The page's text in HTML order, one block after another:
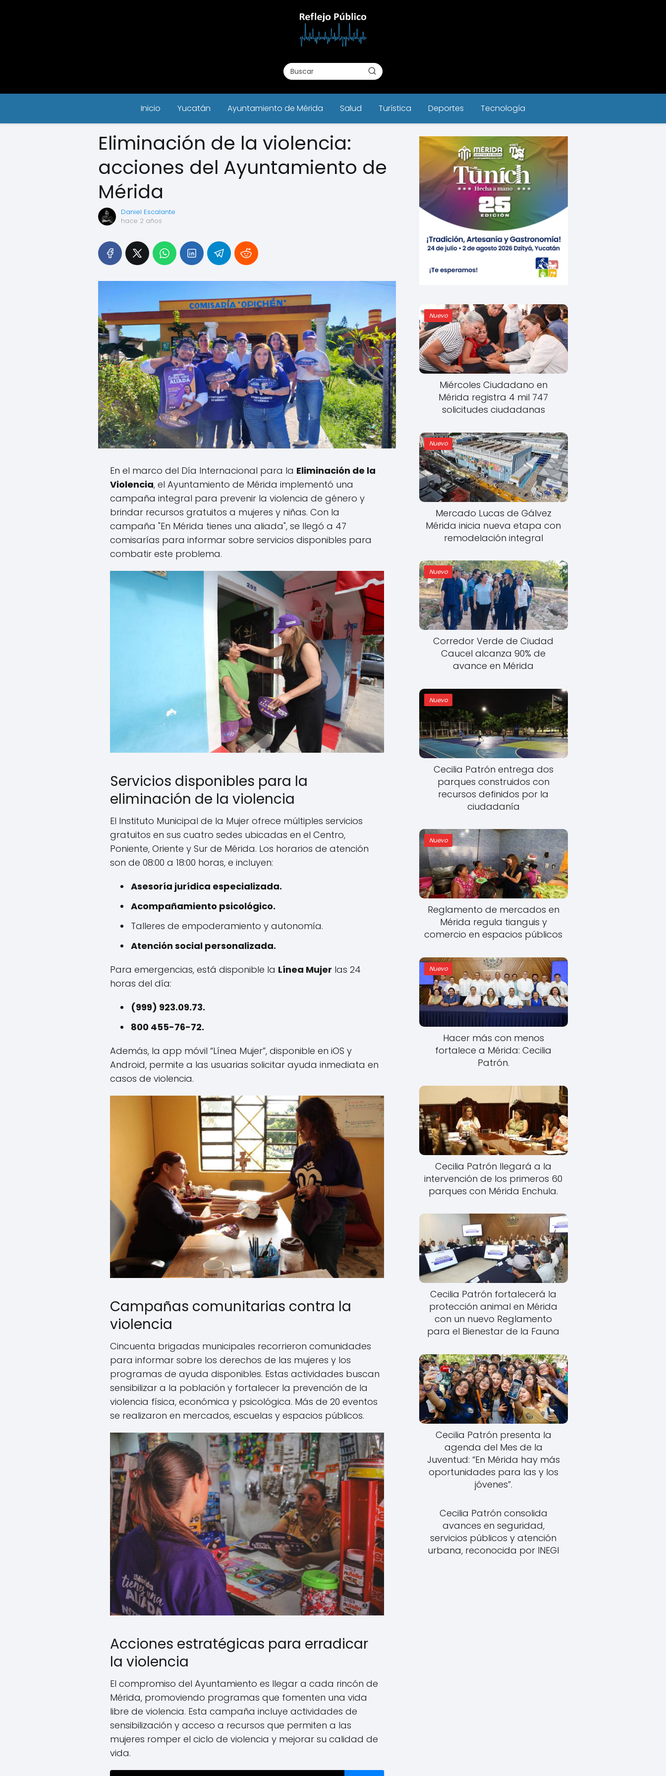
Inicio Yucatán Ayuntamiento de Mérida Salud Turística Deportes Tecnología
Eliminación de la violencia:
acciones del Ayuntamiento de
Mérida
Daniel Escalante
hace 2 años
En el marco del Día Internacional para la Eliminación de la
Violencia, el Ayuntamiento de Mérida implementó una
campaña integral para prevenir la violencia de género y
brindar recursos gratuitos a mujeres y niñas. Con la
campaña "En Mérida tienes una aliada", se llegó a 47
comisarías para informar sobre servicios disponibles para
combatir este problema.
Servicios disponibles para la
eliminación de la violencia
El Instituto Municipal de la Mujer ofrece múltiples servicios
gratuitos en sus cuatro sedes ubicadas en el Centro,
Poniente, Oriente y Sur de Mérida. Los horarios de atención
son de 08:00 a 18:00 horas, e incluyen:
Asesoría jurídica especializada.
Acompañamiento psicológico.
Talleres de empoderamiento y autonomía.
Atención social personalizada.
Para emergencias, está disponible la Línea Mujer las 24
horas del día:
(999) 923.09.73.
800 455-76-72.
Además, la app móvil “Línea Mujer”, disponible en iOS y
Android, permite a las usuarias solicitar ayuda inmediata en
casos de violencia.
Campañas comunitarias contra la
violencia
Cincuenta brigadas municipales recorrieron comunidades
para informar sobre los derechos de las mujeres y los
programas de ayuda disponibles. Estas actividades buscan
sensibilizar a la población y fortalecer la prevención de la
violencia física, económica y psicológica. Más de 20 eventos
se realizaron en mercados, escuelas y espacios públicos.
Acciones estratégicas para erradicar
la violencia
El compromiso del Ayuntamiento es llegar a cada rincón de
Mérida, promoviendo programas que fomenten una vida
libre de violencia. Esta campaña incluye actividades de
sensibilización y acceso a recursos que permiten a las
mujeres romper el ciclo de violencia y mejorar su calidad de
vida.
Nuevo
Miércoles Ciudadano en
Mérida registra 4 mil 747
solicitudes ciudadanas
Nuevo
Mercado Lucas de Gálvez
Mérida inicia nueva etapa con
remodelación integral
Nuevo
Corredor Verde de Ciudad
Caucel alcanza 90% de
avance en Mérida
Nuevo
Cecilia Patrón entrega dos
parques construidos con
recursos definidos por la
ciudadanía
Nuevo
Reglamento de mercados en
Mérida regula tianguis y
comercio en espacios públicos
Nuevo
Hacer más con menos
fortalece a Mérida: Cecilia
Patrón.
Cecilia Patrón llegará a la
intervención de los primeros 60
parques con Mérida Enchula.
Cecilia Patrón fortalecerá la
protección animal en Mérida
con un nuevo Reglamento
para el Bienestar de la Fauna
Cecilia Patrón presenta la
agenda del Mes de la
Juventud: “En Mérida hay más
oportunidades para las y los
jóvenes”.
Cecilia Patrón consolida
avances en seguridad,
servicios públicos y atención
urbana, reconocida por INEGI